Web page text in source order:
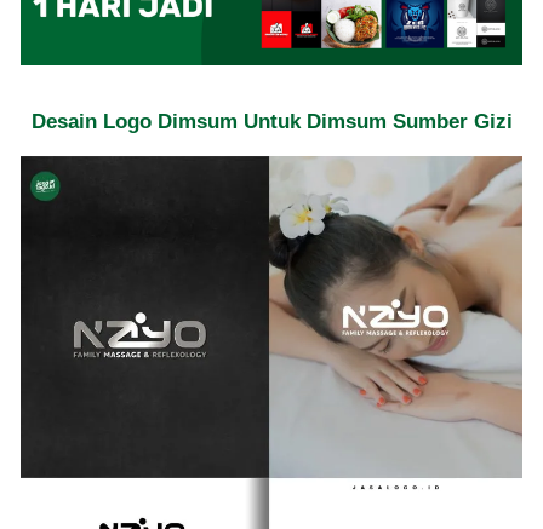
Desain Logo Dimsum Untuk Dimsum Sumber Gizi